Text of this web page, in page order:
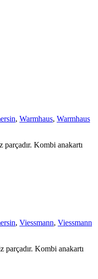
, Warmhaus, Warmhaus
Kombi anakartı
, Viessmann, Viessmann
Kombi anakartı